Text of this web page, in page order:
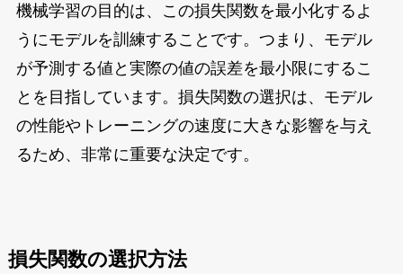
機械学習の目的は、この損失関数を最小化するよ
うにモデルを訓練することです。つまり、モデル
が予測する値と実際の値の誤差を最小限にするこ
とを目指しています。損失関数の選択は、モデル
の性能やトレーニングの速度に大きな影響を与え
るため、非常に重要な決定です。
損失関数の選択方法